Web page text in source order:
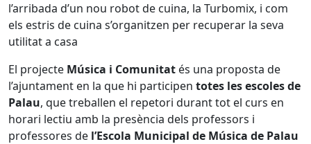
l’arribada d’un nou robot de cuina, la Turbomix, i com
els estris de cuina s’organitzen per recuperar la seva
utilitat a casa
El projecte Música i Comunitat és una proposta de
l’ajuntament en la que hi participen totes les escoles de
Palau, que treballen el repetori durant tot el curs en
horari lectiu amb la presència dels professors i
professores de l’Escola Municipal de Música de Palau